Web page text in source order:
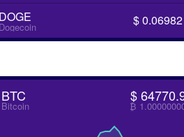
$ 0.06982
BTC
Bitcoin
$
₿